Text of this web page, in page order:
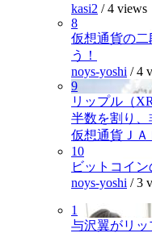
kasi2 /4 views
8
仮想通貨の二
う！
noys-yoshi /4
9
リップル（
半数を割り、
仮想通貨Ｊ
10
ビットコイ
noys-yoshi /3
1
与沢翼がリ